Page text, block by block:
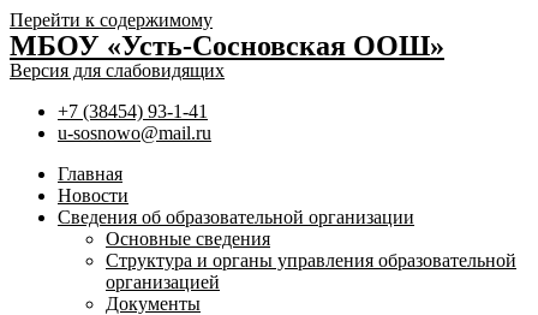
Перейти к содержимому
МБОУ «Усть-Сосновская ООШ»
Версия для слабовидящих
+7 (38454) 93-1-41
u-sosnowo@mail.ru
Главная
Новости
Сведения об образовательной организации
Основные сведения
Структура и органы управления образовательной
организацией
Документы